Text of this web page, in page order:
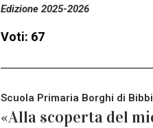
Edizione 2025-2026
Voti: 67
Scuola Primaria Borghi di
«Alla scoperta del